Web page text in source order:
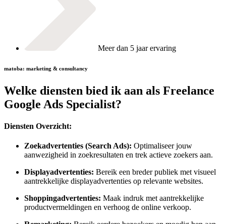
Meer dan 5 jaar ervaring
matoba: marketing & consultancy
Welke diensten bied ik aan als Freelance
Google Ads Specialist?
Diensten Overzicht:
Zoekadvertenties (Search Ads): Optimaliseer jouw
aanwezigheid in zoekresultaten en trek actieve zoekers aan.
Displayadvertenties: Bereik een breder publiek met visueel
aantrekkelijke displayadvertenties op relevante websites.
Shoppingadvertenties: Maak indruk met aantrekkelijke
productvermeldingen en verhoog de online verkoop.